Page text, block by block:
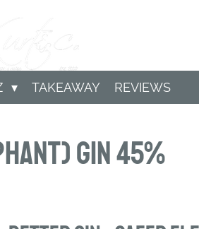
TAKEAWAY REVIEWS
Gin 45%